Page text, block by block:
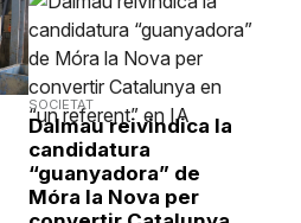
SOCIETAT
Dalmau reivindica la
candidatura
“guanyadora” de
Móra la Nova per